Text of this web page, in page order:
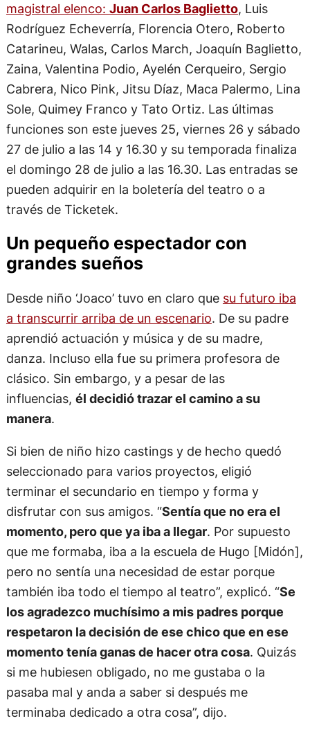
magistral elenco: Juan Carlos Baglietto, Luis
Rodríguez Echeverría, Florencia Otero, Roberto
Catarineu, Walas, Carlos March, Joaquín Baglietto,
Zaina, Valentina Podio, Ayelén Cerqueiro, Sergio
Cabrera, Nico Pink, Jitsu Díaz, Maca Palermo, Lina
Sole, Quimey Franco y Tato Ortiz. Las últimas
funciones son este jueves 25, viernes 26 y sábado
27 de julio a las 14 y 16.30 y su temporada finaliza
el domingo 28 de julio a las 16.30. Las entradas se
pueden adquirir en la boletería del teatro o a
través de Ticketek.
Un pequeño espectador con
grandes sueños
Desde niño ‘Joaco’ tuvo en claro que su futuro iba
a transcurrir arriba de un escenario. De su padre
aprendió actuación y música y de su madre,
danza. Incluso ella fue su primera profesora de
clásico. Sin embargo, y a pesar de las
influencias, él decidió trazar el camino a su
manera.
Si bien de niño hizo castings y de hecho quedó
seleccionado para varios proyectos, eligió
terminar el secundario en tiempo y forma y
disfrutar con sus amigos. “Sentía que no era el
momento, pero que ya iba a llegar. Por supuesto
que me formaba, iba a la escuela de Hugo [Midón],
pero no sentía una necesidad de estar porque
también iba todo el tiempo al teatro”, explicó. “Se
los agradezco muchísimo a mis padres porque
respetaron la decisión de ese chico que en ese
momento tenía ganas de hacer otra cosa. Quizás
si me hubiesen obligado, no me gustaba o la
pasaba mal y anda a saber si después me
terminaba dedicado a otra cosa”, dijo.